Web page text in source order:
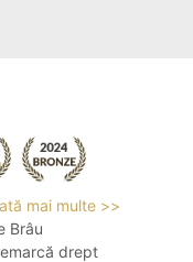
mai multe >>
Brâu
drept